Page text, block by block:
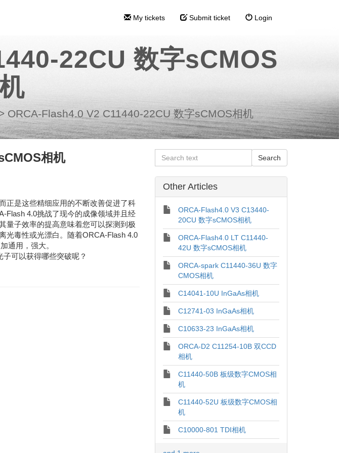
My tickets Submit ticket Login
22CU 数字sCMOS
ORCA-Flash4.0 V2 C11440-22CU 数字sCMOS相机
相机
正是这些精细应用的不断改善促进了科
Flash 4.0挑战了现今的成像领域并且经
量子效率的提高意味着您可以探测到极
光毒性或光漂白。随着ORCA-Flash 4.0
通用，强大。
可以获得哪些突破呢？
Other Articles
ORCA-Flash4.0 V3 C13440-
20CU 数字sCMOS相机
ORCA-Flash4.0 LT C11440-
42U 数字sCMOS相机
ORCA-spark C11440-36U 数字
CMOS相机
C14041-10U InGaAs相机
C12741-03 InGaAs相机
C10633-23 InGaAs相机
ORCA-D2 C11254-10B 双CCD
相机
C11440-50B 板级数字CMOS相
机
C11440-52U 板级数字CMOS相
机
C10000-801 TDI相机